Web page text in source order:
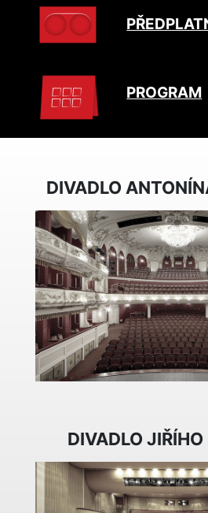
PROGRAM
DIVADLO
DIVADLO